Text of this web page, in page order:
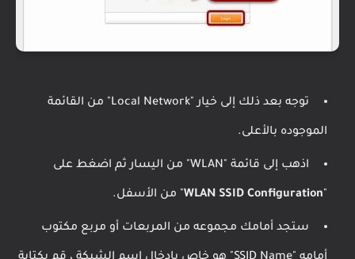
توجه بعد ذلك إلى خيار "Local Network" من القائمة
الموجوده بالأعلى.
اذهب إلى قائمة "WLAN" من اليسار ثم اضغط على
"
WLAN SSID Configuration" من الأسفل.
ستجد أمامك مجموعه من المربعات أو مربع مكتوب